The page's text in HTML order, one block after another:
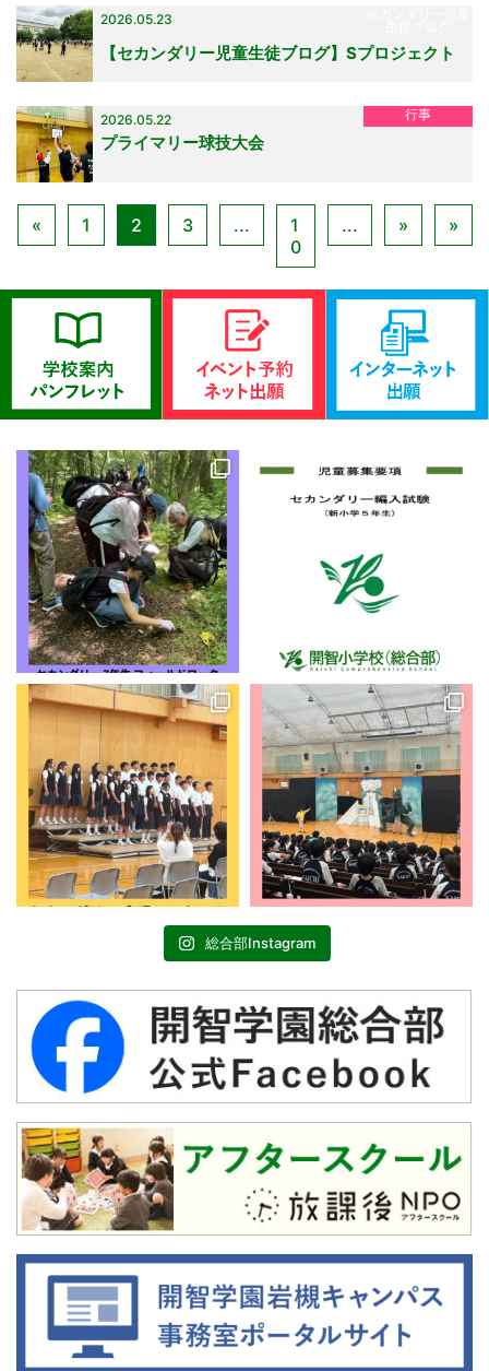
2026.05.23
【セカンダリー児童生徒ブログ】Sプロジェクト
2026.05.22 行事
プライマリー球技大会
« 1 2 3 ...
1
0
... » »
総合部Instagram